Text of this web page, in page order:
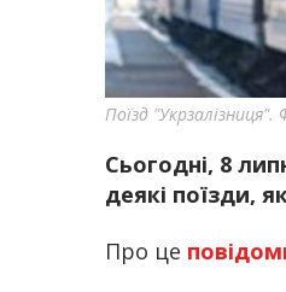
Поїзд
Сьогодні, 8
деякі поїзди,
Про це